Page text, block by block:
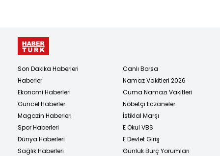
Son Dakika Haberleri
Haberler
Ekonomi Haberleri
Güncel Haberler
Magazin Haberleri
Spor Haberleri
Dünya Haberleri
Sağlık Haberleri
Canlı Borsa
Namaz Vakitleri 2026
Cuma Namazı Vakitleri
Nöbetçi Eczaneler
İstiklal Marşı
E Okul VBS
E Devlet Giriş
Günlük Burç Yorumları